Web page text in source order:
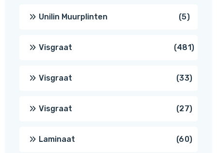
Unilin Muurplinten 55
Visgraat 481481
Visgraat 3333
Visgraat 2727
Laminaat 6060